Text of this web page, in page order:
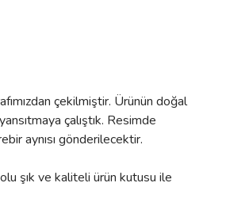
çekilmiştir. Ürünün doğal
çalıştık. Resimde
aynısı gönderilecektir.
şık ve kaliteli ürün kutusu ile